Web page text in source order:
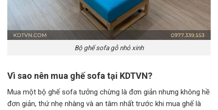
Bộ ghế sofa gỗ nhỏ xinh
Vì sao nên mua ghế sofa tại KDTVN?
Mua một bộ ghế sofa tưởng chừng là đơn giản nhưng không hề
đơn giản, thứ nhẹ nhàng và an tâm nhất trước khi mua ghế là